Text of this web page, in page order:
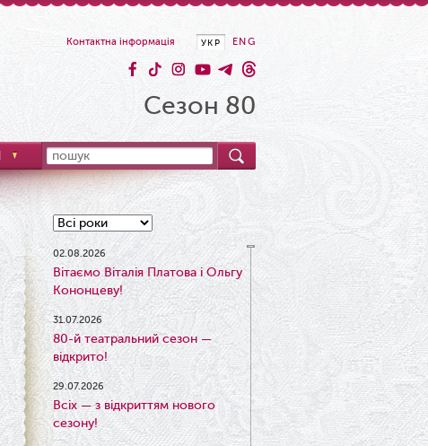
ENG
УКР
Контактна інформація
Сезон 80
02.08.2026
Вітаємо Віталія Платова і Ольгу
Кононцеву!
31.07.2026
80-й театральний сезон —
відкрито!
29.07.2026
Всіх — з відкриттям нового
сезону!